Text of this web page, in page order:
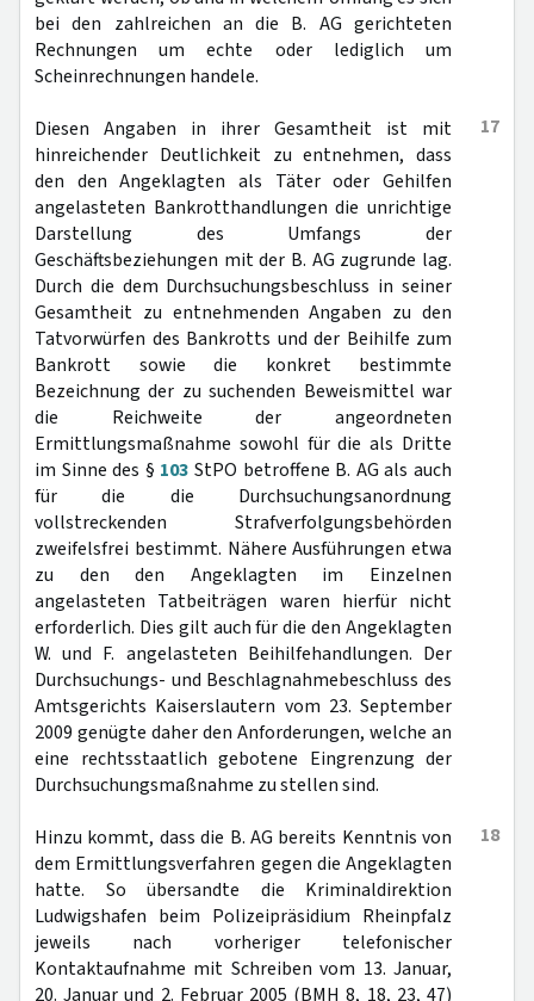
bei den zahlreichen an die B. AG gerichteten
Rechnungen um echte oder lediglich um
Scheinrechnungen handele.
17
Diesen Angaben in ihrer Gesamtheit ist mit
hinreichender Deutlichkeit zu entnehmen, dass
den den Angeklagten als Täter oder Gehilfen
angelasteten Bankrotthandlungen die unrichtige
Darstellung des Umfangs der
Geschäftsbeziehungen mit der B. AG zugrunde lag.
Durch die dem Durchsuchungsbeschluss in seiner
Gesamtheit zu entnehmenden Angaben zu den
Tatvorwürfen des Bankrotts und der Beihilfe zum
Bankrott sowie die konkret bestimmte
Bezeichnung der zu suchenden Beweismittel war
die Reichweite der angeordneten
Ermittlungsmaßnahme sowohl für die als Dritte
im Sinne des § 103 StPO betroffene B. AG als auch
für die die Durchsuchungsanordnung
vollstreckenden Strafverfolgungsbehörden
zweifelsfrei bestimmt. Nähere Ausführungen etwa
zu den den Angeklagten im Einzelnen
angelasteten Tatbeiträgen waren hierfür nicht
erforderlich. Dies gilt auch für die den Angeklagten
W. und F. angelasteten Beihilfehandlungen. Der
Durchsuchungs- und Beschlagnahmebeschluss des
Amtsgerichts Kaiserslautern vom 23. September
2009 genügte daher den Anforderungen, welche an
eine rechtsstaatlich gebotene Eingrenzung der
Durchsuchungsmaßnahme zu stellen sind.
18
Hinzu kommt, dass die B. AG bereits Kenntnis von
dem Ermittlungsverfahren gegen die Angeklagten
hatte. So übersandte die Kriminaldirektion
Ludwigshafen beim Polizeipräsidium Rheinpfalz
jeweils nach vorheriger telefonischer
Kontaktaufnahme mit Schreiben vom 13. Januar,
20. Januar und 2. Februar 2005 (BMH 8, 18, 23, 47)